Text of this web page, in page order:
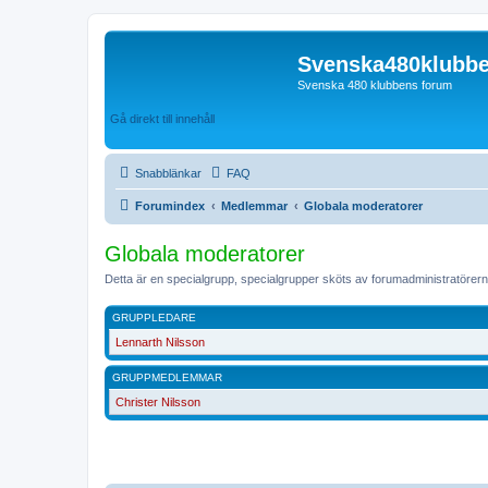
Svenska 480 klubbens forum
Gå direkt till innehåll
Snabblänkar FAQ
Forumindex Medlemmar Globala moderatorer
Globala moderatorer
Detta är en specialgrupp, specialgrupper sköts av
GRUPPLEDARE
Lennarth Nilsson
GRUPPMEDLEMMAR
Christer Nilsson